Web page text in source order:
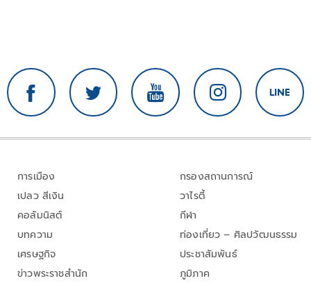
การเมือง
เปลว สีเงิน
คอลัมนิสต์
บทความ
เศรษฐกิจ
ข่าวพระราชสำนัก
กรองสถานการณ์
วาไรตี้
กีฬา
ท่องเที่ยว – ศิลปวัฒนธรรม
ประชาสัมพันธ์
ภูมิภาค